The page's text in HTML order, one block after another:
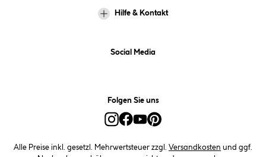
Hilfe & Kontakt
Social Media
Folgen Sie uns
Alle Preise inkl. gesetzl. Mehrwertsteuer zzgl. Versandkosten und ggf.